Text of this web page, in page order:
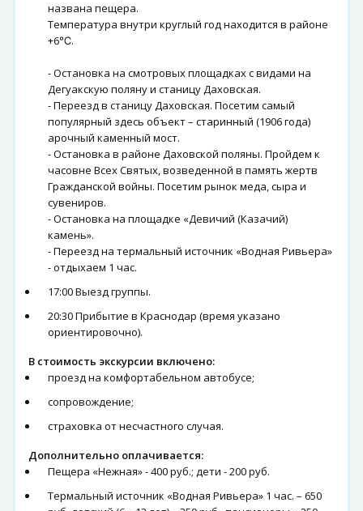
названа пещера.
Температура внутри круглый год находится в районе
+6℃.
- Остановка на смотровых площадках с видами на
Дегуакскую поляну и станицу Даховская.
- Переезд в станицу Даховская. Посетим самый
популярный здесь объект – старинный (1906 года)
арочный каменный мост.
- Остановка в районе Даховской поляны. Пройдем к
часовне Всех Святых, возведенной в память жертв
Гражданской войны. Посетим рынок меда, сыра и
сувениров.
- Остановка на площадке «Девичий (Казачий)
камень».
- Переезд на термальный источник «Водная Ривьера»
- отдыхаем 1 час.
17:00 Выезд группы.
20:30 Прибытие в Краснодар (время указано
ориентировочно).
В стоимость экскурсии включено:
проезд на комфортабельном автобусе;
сопровождение;
страховка от несчастного случая.
Дополнительно оплачивается:
Пещера «Нежная» - 400 руб.; дети - 200 руб.
Термальный источник «Водная Ривьера» 1 час. – 650